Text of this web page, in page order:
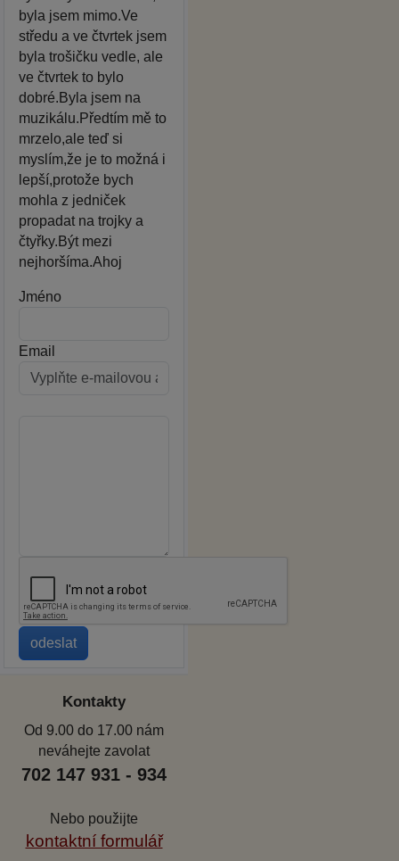
byla jsem mimo.Ve
středu a ve čtvrtek jsem
byla trošičku vedle, ale
ve čtvrtek to bylo
dobré.Byla jsem na
muzikálu.Předtím mě to
mrzelo,ale teď si
myslím,že je to možná i
lepší,protože bych
mohla z jedniček
propadat na trojky a
čtyřky.Být mezi
nejhoršíma.Ahoj
Jméno
Email
Kontakty
Od 9.00 do 17.00 nám
neváhejte zavolat
702 147 931 - 934
Nebo použijte
kontaktní formulář